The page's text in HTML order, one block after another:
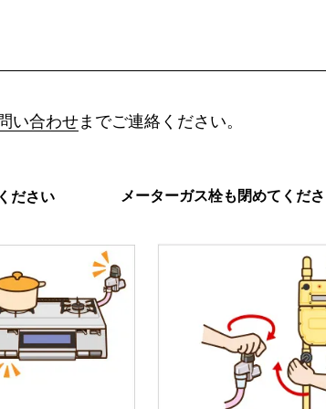
い合わせまでご連絡ください。
ださい メーターガス栓も閉めてくだ